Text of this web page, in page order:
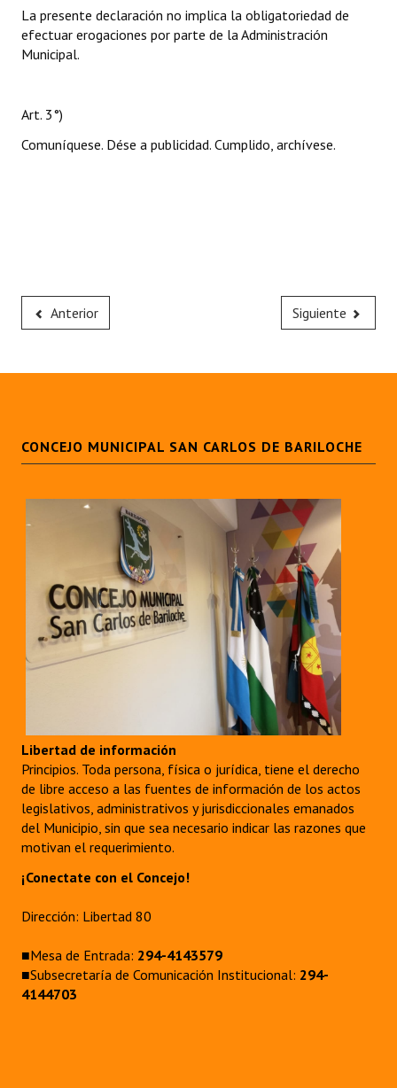
La presente declaración no implica la obligatoriedad de
efectuar erogaciones por parte de la Administración
Municipal.
Art. 3°)
Comuníquese. Dése a publicidad. Cumplido, archívese.
Anterior Siguiente
CONCEJO MUNICIPAL SAN CARLOS DE BARILOCHE
Libertad de información
Principios. Toda persona, física o jurídica, tiene el derecho
de libre acceso a las fuentes de información de los actos
legislativos, administrativos y jurisdiccionales emanados
del Municipio, sin que sea necesario indicar las razones que
motivan el requerimiento.
¡Conectate con el Concejo!
Dirección: Libertad 80
■Mesa de Entrada: 294-4143579
■Subsecretaría de Comunicación Institucional: 294-
4144703